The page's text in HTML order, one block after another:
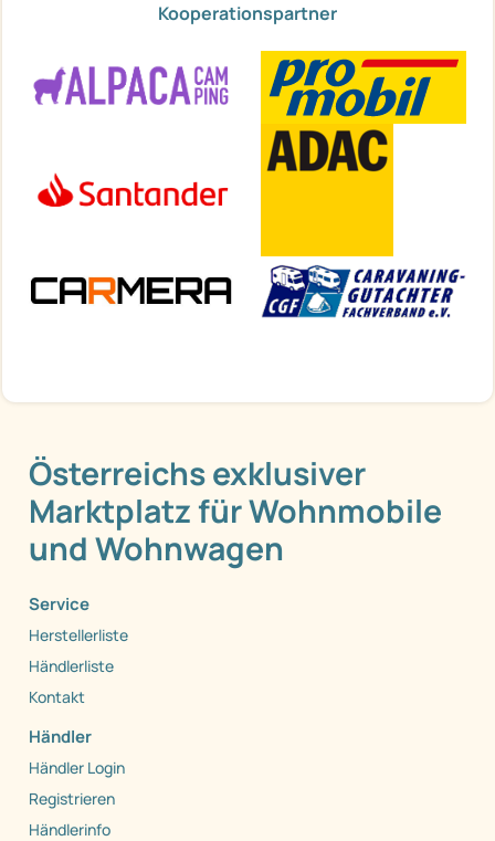
Kooperationspartner
Österreichs exklusiver
Marktplatz für Wohnmobile
und Wohnwagen
Service
Herstellerliste
Händlerliste
Kontakt
Händler
Händler Login
Registrieren
Händlerinfo